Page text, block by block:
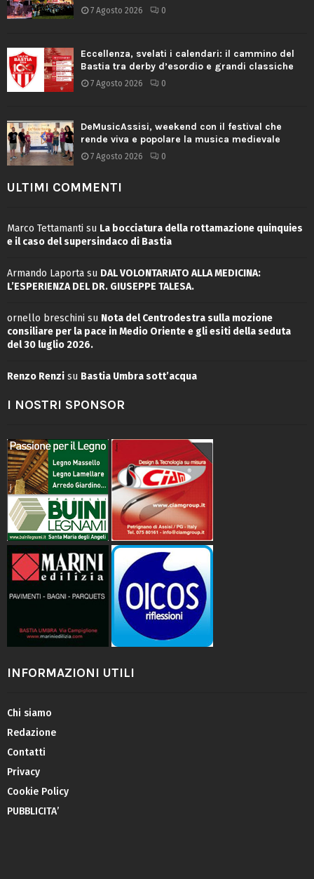
7 Agosto 2026 0
Eccellenza, svelati i calendari: il cammino del
Bastia tra derby d’esordio e grandi classiche
7 Agosto 2026 0
DeMusicAssisi, weekend con il festival che
rende viva e popolare la musica medievale
7 Agosto 2026 0
ULTIMI COMMENTI
Marco Tettamanti su La bocciatura della rottamazione quinquies
e il caso del supersindaco di Bastia
Armando Laporta su DAL VOLONTARIATO ALLA MEDICINA:
L’ESPERIENZA DEL DR. GIUSEPPE TALESA.
ornello breschini su Nota del Centrodestra sulla mozione
consiliare per la pace in Medio Oriente e gli esiti della seduta
del 30 luglio 2026.
Renzo Renzi su Bastia Umbra sott’acqua
I NOSTRI SPONSOR
INFORMAZIONI UTILI
Chi siamo
Redazione
Contatti
Privacy
Cookie Policy
PUBBLICITA’